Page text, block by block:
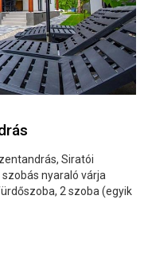
Siratói
nyaraló várja
2 szoba (egyik